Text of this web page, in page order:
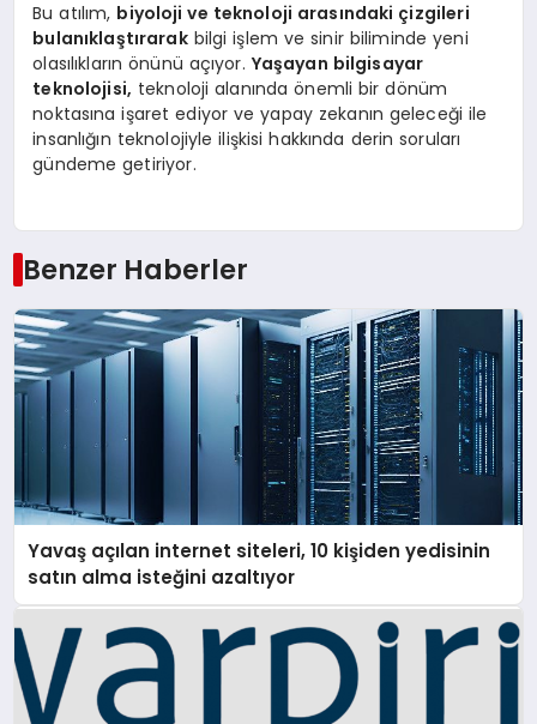
Bu atılım, biyoloji ve teknoloji arasındaki çizgileri
bulanıklaştırarakbilgi işlem ve sinir biliminde yeni
olasılıkların önünü açıyor. Yaşayan bilgisayar
teknolojisi, teknoloji alanında önemli bir dönüm
noktasına işaret ediyor ve yapay zekanın geleceği ile
insanlığın teknolojiyle ilişkisi hakkında derin soruları
gündeme getiriyor.
Benzer Haberler
Yavaş açılan internet siteleri, 10 kişiden yedisinin
satın alma isteğini azaltıyor